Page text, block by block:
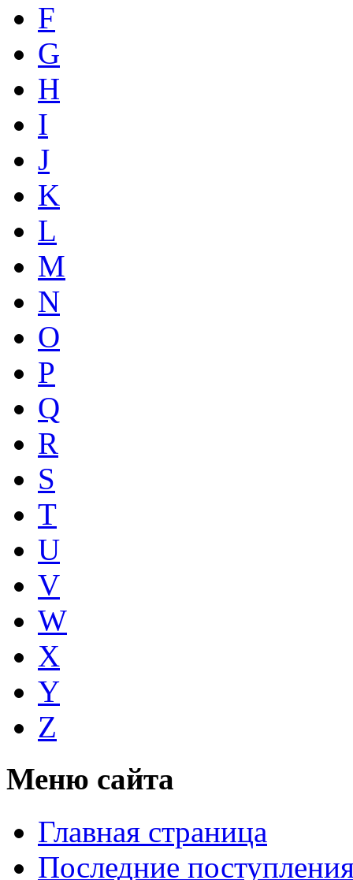
F
G
H
I
J
K
L
M
N
O
P
Q
R
S
T
U
V
W
X
Y
Z
Меню сайта
Главная страница
Последние